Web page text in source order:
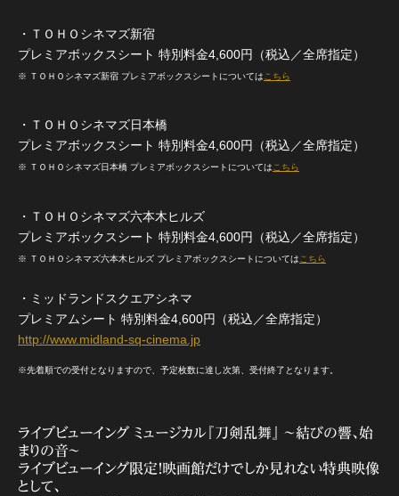
・ＴＯＨＯシネマズ新宿
プレミアボックスシート 特別料金4,600円（税込／全席指定）
※ ＴＯＨＯシネマズ新宿 プレミアボックスシートについては こちら
・ＴＯＨＯシネマズ日本橋
プレミアボックスシート 特別料金4,600円（税込／全席指定）
※ ＴＯＨＯシネマズ日本橋 プレミアボックスシートについては こちら
・ＴＯＨＯシネマズ六本木ヒルズ
プレミアボックスシート 特別料金4,600円（税込／全席指定）
※ ＴＯＨＯシネマズ六本木ヒルズ プレミアボックスシートについては こちら
・ミッドランドスクエアシネマ
プレミアムシート 特別料金4,600円（税込／全席指定）
http://www.midland-sq-cinema.jp
※先着順での受付となりますので、予定枚数に達し次第、受付終了となります。
ライブビューイング ミュージカル『刀剣乱舞』 ～結びの響、始
まりの音～
ライブビューイング限定！映画館だけでしか見れない特典映像
として、